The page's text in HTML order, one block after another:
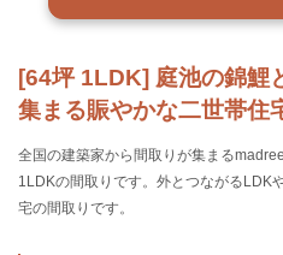
[64坪 1LDK] 庭池の錦鯉
集まる賑やかな二世帯住
全国の建築家から間取りが集まる
1LDKの間取りです。外とつながるLDK
宅の間取りです。